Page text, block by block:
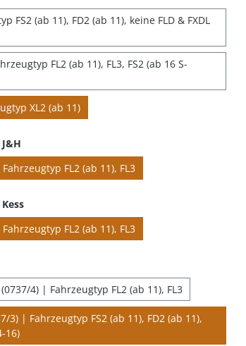
FS2 (ab 11), FD2 (ab 11), keine FLD & FXDL
FL2 (ab 11), FL3, FS2 (ab 16 S-
XL2 (ab 11)
FL2 (ab 11), FL3
FL2 (ab 11), FL3
4) | Fahrzeugtyp FL2 (ab 11), FL3
3) | Fahrzeugtyp FS2 (ab 11), FD2 (ab 11),
16)